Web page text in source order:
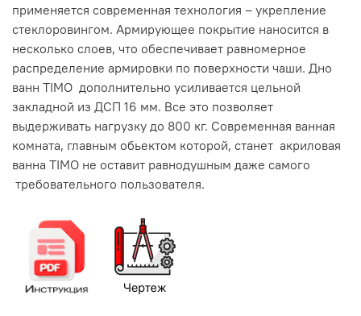
применяется современная технология – укрепление
стеклоровингом. Армирующее покрытие наносится в
несколько слоев, что обеспечивает равномерное
распределение армировки по поверхности чаши. Дно
ванн TIMO дополнительно усиливается цельной
закладной из ДСП 16 мм. Все это позволяет
выдерживать нагрузку до 800 кг. Современная ванная
комната, главным обьектом которой, станет акриловая
ванна TIMO не оставит равнодушным даже самого
требовательного пользователя.